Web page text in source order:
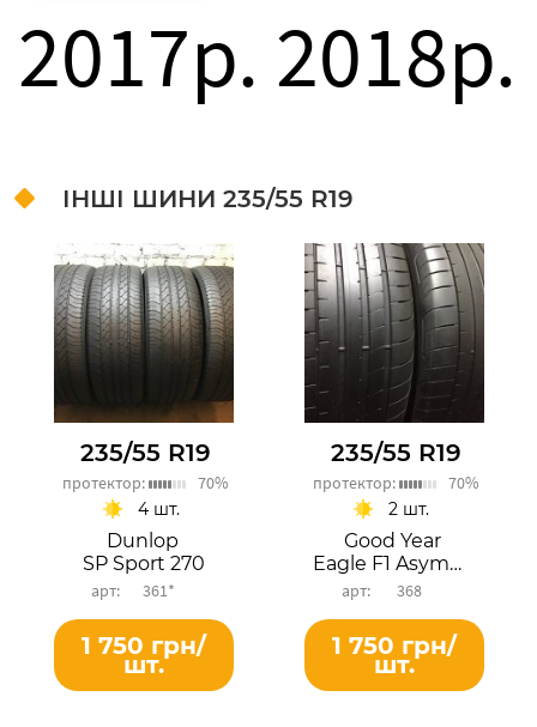
2017p. 2018p.
ІНШІ ШИНИ 235/55 R19
235/55 R19
протектор: 70%
Dunlop
SP Sport 270
361*
4 шт.
1 750 грн/
шт.
235/55 R19
протектор: 70%
Good Year
Eagle F1 Asymmetric 3
368
2 шт.
1 750 грн/
шт.